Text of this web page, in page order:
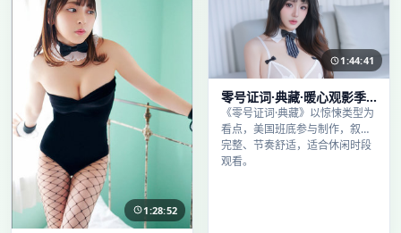
1:28:52
1:44:41
零号证词·典藏·暖心观影季
口碑发酵持续升温
《零号证词·典藏》以惊悚类型为
看点，美国班底参与制作，叙事
完整、节奏舒适，适合休闲时段
观看。